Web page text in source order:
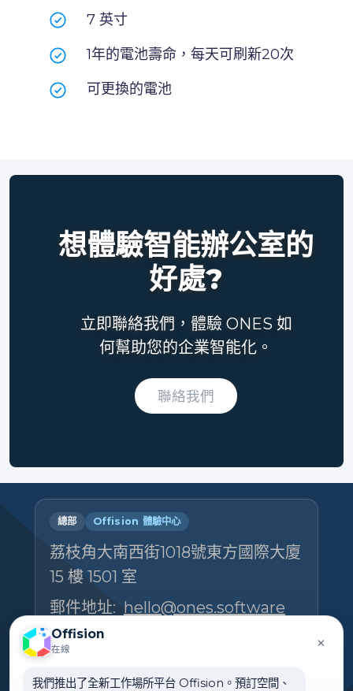
7 英寸
1年的電池壽命，每天可刷新20次
可更換的電池
想體驗智能辦公室的
好處?
立即聯絡我們，體驗 ONES 如
何幫助您的企業智能化。
聯絡我們
總部 Offision 體驗中心
荔枝角大南西街1018號東方國際大廈
15 樓 1501 室
郵件地址: hello@ones.software
電話號碼:
Offision
在線 ×
我們推出了全新工作場所平台 Offision。預訂空間、